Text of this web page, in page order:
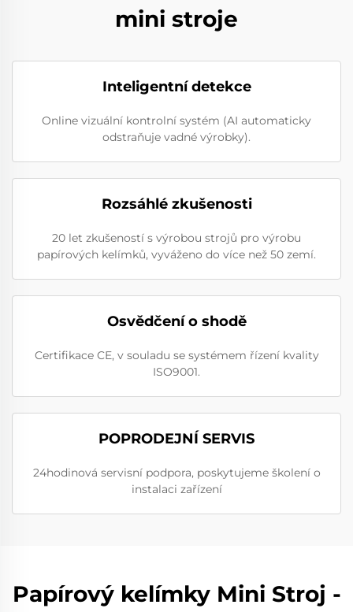
mini stroje
Inteligentní detekce
Online vizuální kontrolní systém (AI automaticky
odstraňuje vadné výrobky).
Rozsáhlé zkušenosti
20 let zkušeností s výrobou strojů pro výrobu
papírových kelímků, vyváženo do více než 50 zemí.
Osvědčení o shodě
Certifikace CE, v souladu se systémem řízení kvality
ISO9001.
POPRODEJNÍ SERVIS
24hodinová servisní podpora, poskytujeme školení o
instalaci zařízení
Papírový kelímky Mini Stroj -